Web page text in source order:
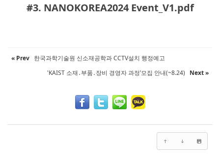
#3. NANOKOREA2024 Event_V1.pdf
« Prev 한국과학기술원 신소재공학과 CCTV설치 행정예고
'KAIST 소재․부품․장비 경영자 과정’모집 안내(~8.24)
Next »